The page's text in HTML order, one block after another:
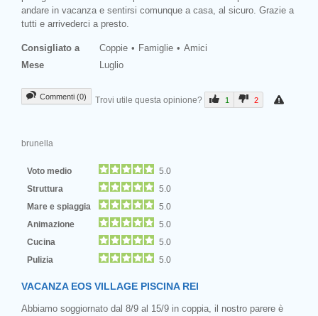
andare in vacanza e sentirsi comunque a casa, al sicuro. Grazie a
tutti e arrivederci a presto.
Consigliato a Coppie Famiglie
Amici
Mese
Luglio
Commenti (0) Trovi utile questa opinione? 1 2
brunella
Voto medio
5.0
Struttura
5.0
Mare e spiaggia
5.0
Animazione
5.0
Cucina
5.0
Pulizia
5.0
VACANZA EOS VILLAGE PISCINA REI
Abbiamo soggiornato dal 8/9 al 15/9 in coppia, il nostro parere è